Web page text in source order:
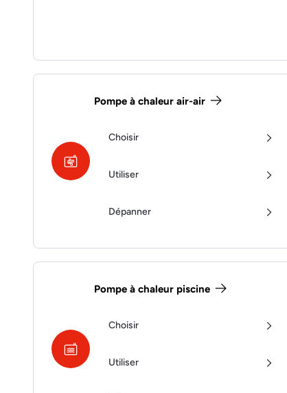
Pompe à chaleur air-air
Choisir
Utiliser
Dépanner
Pompe à chaleur piscine
Choisir
Utiliser